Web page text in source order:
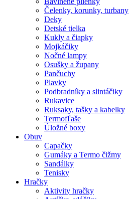
Čelenky, korunky, turbany
Deky
Detské tielka
Kukly a čiapky
Mojkáčiky
Nočné lampy
Osušky a župany
Pančuchy
Plavky
Podbradníky a slintáčiky
Rukavice
Ruksaky, tašky a kabelky
Termofľaše
Úložné boxy
Obuv
Capačky
Gumáky a Termo čižmy
Sandálky
Tenisky
Hračky
Aktivity hračky